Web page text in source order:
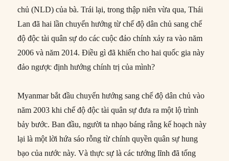
chủ (NLD) của bà. Trái lại, trong thập niên vừa qua, Thái
Lan đã hai lần chuyển hướng từ chế độ dân chủ sang chế
độ độc tài quân sự do các cuộc đảo chính xảy ra vào năm
2006 và năm 2014. Điều gì đã khiến cho hai quốc gia này
đảo ngược định hướng chính trị của mình?
Myanmar bắt đầu chuyển hướng sang chế độ dân chủ vào
năm 2003 khi chế độ độc tài quân sự đưa ra một lộ trình
bảy bước. Ban đầu, người ta nhạo báng rằng kế hoạch này
lại là một lời hứa sáo rỗng từ chính quyền quân sự hung
bạo của nước này. Và thực sự là các tướng lĩnh đã tống